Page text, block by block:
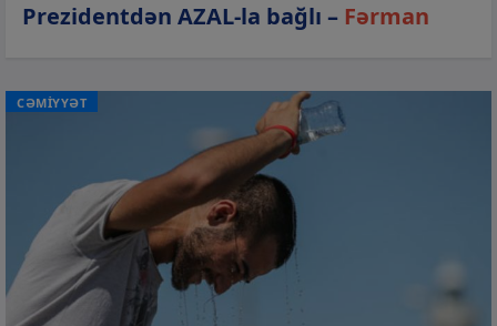
Prezidentdən AZAL-la bağlı – Fərman
CƏMİYYƏT